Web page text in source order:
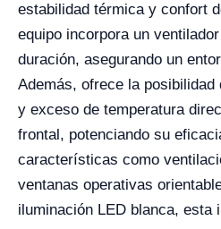
estabilidad térmica y confort
equipo incorpora un
duración, asegurando un
Además, ofrece la
y exceso de temperatura
frontal, potenciando su
características como
ventanas operativas
iluminación LED blanca, esta